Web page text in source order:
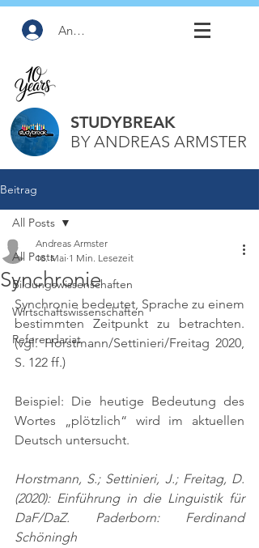
Anmelden
STUDYBREAK
BY ANDREAS ARMSTER
Beitrag
All Posts
Bildungswissenschaften
Wirtschaftswissenschaften
Referendariat
All Posts
Synchronie
Andreas Armster
18. Mai 1 Min. Lesezeit
Synchronie bedeutet, Sprache zu einem
(vgl. Horstmann/Settinieri/Freitag 2020,
S. 122 ff.)
Beispiel: Die heutige Bedeutung des
Wortes „plötzlich“ wird im aktuellen
Deutsch untersucht.
Horstmann, S.; Settinieri, J.; Freitag, D.
(2020): Einführung in die Linguistik für
DaF/DaZ. Paderborn: Ferdinand
Schöningh